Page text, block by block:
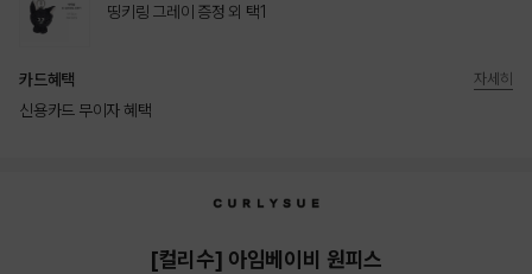
띵키링 그레이 증정 외 택1
카드혜택
신용카드 무이자 혜택
자세히
[컬리수] 아임베이비 원피스